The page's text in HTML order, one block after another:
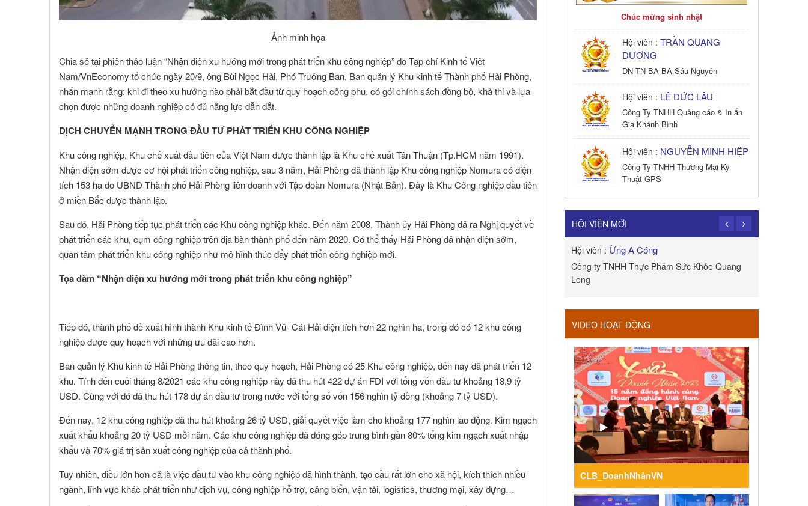
Ảnh minh họa
Chia sẻ tại phiên thảo luận “Nhận diện xu hướng mới trong phát triển khu công nghiệp” do Tạp chí Kinh tế Việt
Nam/VnEconomy tổ chức ngày 20/9, ông Bùi Ngọc Hải, Phó Trưởng Ban, Ban quản lý Khu kinh tế Thành phố Hải Phòng,
nhấn mạnh rằng: khi đi theo xu hướng nào phải bắt đầu từ quy hoạch công phu, có gói chính sách đồng bộ, khả thi và lựa
chọn được những doanh nghiệp có đủ năng lực dẫn dắt.
DỊCH CHUYỂN MẠNH TRONG ĐẦU TƯ PHÁT TRIỂN KHU CÔNG NGHIỆP
Khu công nghiệp, Khu chế xuất đầu tiên của Việt Nam được thành lập là Khu chế xuất Tân Thuận (Tp.HCM năm 1991).
Nhận diện sớm được cơ hội phát triển công nghiệp, sau 3 năm, Hải Phòng đã thành lập Khu công nghiệp Nomura có diện
tích 153 ha do UBND Thành phố Hải Phòng liên doanh với Tập đoàn Nomura (Nhật Bản). Đây là Khu Công nghiệp đầu tiên
ở miền Bắc được thành lập.
Sau đó, Hải Phòng tiếp tục phát triển các Khu công nghiệp khác. Đến năm 2008, Thành ủy Hải Phòng đã ra Nghị quyết về
phát triển các khu, cụm công nghiệp trên địa bàn thành phố đến năm 2020. Có thể thấy Hải Phòng đã nhận diện sớm,
quan tâm phát triển khu công nghiệp như mô hình thúc đẩy phát triển công nghiệp mới.
Tọa đàm “Nhận diện xu hướng mới trong phát triển khu công nghiệp”
Tiếp đó, thành phố đề xuất hình thành Khu kinh tế Đình Vũ- Cát Hải diện tích hơn 22 nghìn ha, trong đó có 12 khu công
nghiệp được quy hoạch với những ưu đãi cao hơn.
Ban quản lý Khu kinh tế Hải Phòng thông tin, theo quy hoạch, Hải Phòng có 25 Khu công nghiệp, đến nay đã phát triển 12
khu. Tính đến cuối tháng 8/2021 các khu công nghiệp này đã thu hút 422 dự án FDI với tổng vốn đầu tư khoảng 18,9 tỷ
USD. Cùng với đó đã thu hút 178 dự án đầu tư trong nước với tổng số vốn 156 nghìn tỷ đồng (khoảng 7 tỷ USD).
Đến nay, 12 khu công nghiệp đã thu hút khoảng 26 tỷ USD, giải quyết việc làm cho khoảng 177 nghìn lao động. Kim ngạch
xuất khẩu khoảng 20 tỷ USD mỗi năm. Các khu công nghiệp đã đóng góp trung bình gần 80% tổng kim ngạch xuất nhập
khẩu và 70% giá trị sản xuất công nghiệp của cả thành phố.
Tuy nhiên, điều lớn hơn cả là việc đầu tư vào khu công nghiệp đã hình thành, tạo cầu rất lớn cho xã hội, kích thích nhiều
ngành, lĩnh vực khác phát triển như dịch vụ, công nghiệp hỗ trợ, cảng biển, vận tải, logistics, thương mại, xây dựng…
Chúc mừng sinh nhật
Hội viên :TRẦN QUANG
DƯƠNG
DN TN BA BA Sáu Nguyên
Hội viên : LÊ ĐỨC LÂU
Công Ty TNHH Quảng cáo & In ấn
Gia Khánh Bình
Hội viên : NGUYỄN MINH HIỆP
Công Ty TNHH Thương Mại Kỹ
Thuật GPS
PHONG
Công Ty TNHH Dịch vụ Cuộc Sống
Hạnh Phúc
HỘI VIÊN MỚI
NGUYỄN MINH CHÁNH Hội viên : TRƯƠNG CÔNG VŨ
Toàn Cầu
Hội viên : Hội viên : Ừng A Cóng
Công ty TNHH Thực Phẫm Sức Khỏe Quang
Long
VIDEO HOẠT ĐỘNG
CLB_DoanhNhânVN